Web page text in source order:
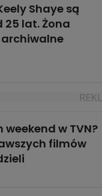
Shaye są
25 lat. Żona
weekend w TVN?
filmów